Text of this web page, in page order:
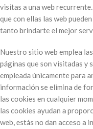
visitas a una web
que con ellas las web
tanto brindarte el mejor
Nuestro sitio web emplea
páginas que son visitadas y
empleada únicamente para
información se elimina de
las cookies en cualquier
las cookies ayudan a
web, estás no dan acceso a